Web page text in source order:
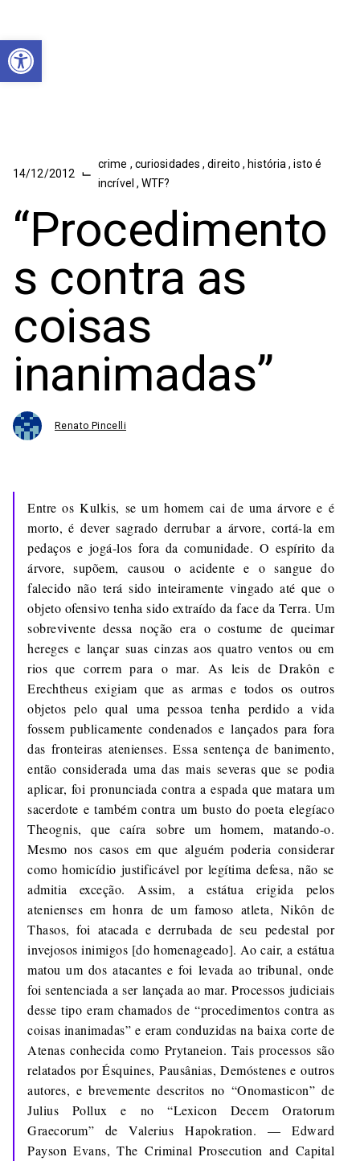
Abrir a barra de ferramentas
14/12/2012 ⌙
crime , curiosidades,direito, história,isto é
incrível ,WTF?
“Procedimento
s contra as
coisas
inanimadas”
Renato Pincelli
Entre os Kulkis, se um homem cai de uma árvore e é
morto, é dever sagrado derrubar a árvore, cortá-la em
pedaços e jogá-los fora da comunidade. O espírito da
árvore, supõem, causou o acidente e o sangue do
falecido não terá sido inteiramente vingado até que o
objeto ofensivo tenha sido extraído da face da Terra. Um
sobrevivente dessa noção era o costume de queimar
hereges e lançar suas cinzas aos quatro ventos ou em
rios que correm para o mar. As leis de Drakôn e
Erechtheus exigiam que as armas e todos os outros
objetos pelo qual uma pessoa tenha perdido a vida
fossem publicamente condenados e lançados para fora
das fronteiras atenienses. Essa sentença de banimento,
então considerada uma das mais severas que se podia
aplicar, foi pronunciada contra a espada que matara um
sacerdote e também contra um busto do poeta elegíaco
Theognis, que caíra sobre um homem, matando-o.
Mesmo nos casos em que alguém poderia considerar
como homicídio justificável por legítima defesa, não se
admitia exceção. Assim, a estátua erigida pelos
atenienses em honra de um famoso atleta, Nikôn de
Thasos, foi atacada e derrubada de seu pedestal por
invejosos inimigos [do homenageado]. Ao cair, a estátua
matou um dos atacantes e foi levada ao tribunal, onde
foi sentenciada a ser lançada ao mar. Processos judiciais
desse tipo eram chamados de “procedimentos contra as
coisas inanimadas” e eram conduzidas na baixa corte de
Atenas conhecida como Prytaneion. Tais processos são
relatados por Ésquines, Pausânias, Demóstenes e outros
autores, e brevemente descritos no “Onomasticon” de
Julius Pollux e no “Lexicon Decem Oratorum
Graecorum” de Valerius Hapokration. — Edward
Payson Evans, The Criminal Prosecution and Capital